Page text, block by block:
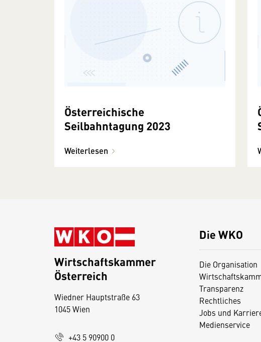
Österreichische
Seilbahntagung 2023
Weiterlesen
Die WKO
Die Organisation
Transparenz
Rechtliches
Jobs und
Medienservice
Wirtschaftskammer
Österreich
Wiedner Hauptstraße 63
1045 Wien
+43 5 90900 0